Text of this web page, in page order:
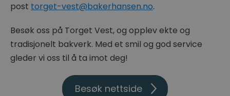
post torget-vest@bakerhansen.no.
Besøk oss på Torget Vest, og opplev ekte og
tradisjonelt bakverk. Med et smil og god service
gleder vi oss til å ta imot deg!
Besøk nettside